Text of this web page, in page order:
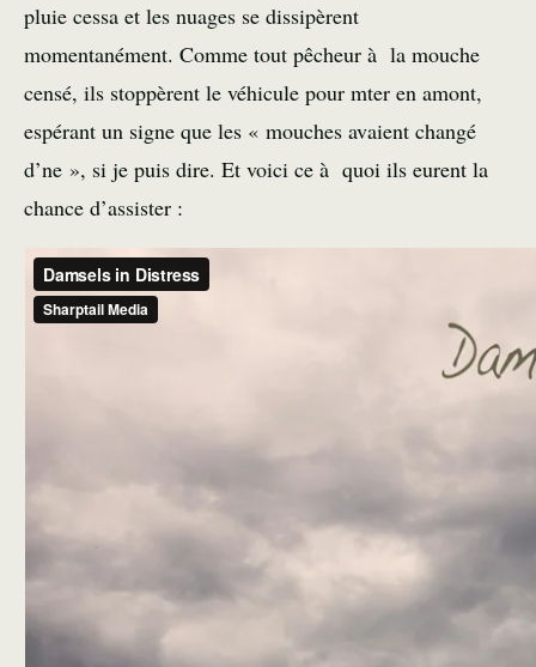
pluie cessa et les nuages se dissipèrent
momentanément. Comme tout pêcheur à la mouche
censé, ils stoppèrent le véhicule pour mter en amont,
espérant un signe que les « mouches avaient changé
d’ne », si je puis dire. Et voici ce à quoi ils eurent la
chance d’assister :